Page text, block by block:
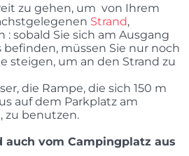
zu gehen, um von Ihrem
Strand,
: sobald Sie sich am Ausgang
müssen Sie nur noch
steigen, um an den Strand zu
die Rampe, die sich 150 m
auf dem Parkplatz am
zu benutzen.
auch vom Campingplatz aus